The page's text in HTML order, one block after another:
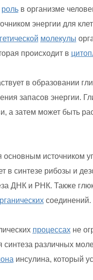
рольв организме
энергии для
молекулы
происходит в
в образовании
запасов энергии.
а затем может быть
основным источником
в синтезе рибозы и
ДНК и РНК. Также
соединений.
процессахне
синтеза различных
инсулина, который